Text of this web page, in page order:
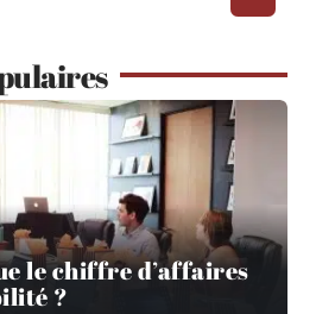
le chiffre d’affaires
?